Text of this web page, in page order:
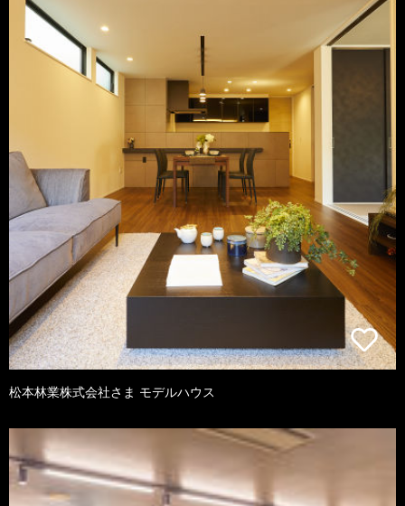
松本林業株式会社さま モデルハウス